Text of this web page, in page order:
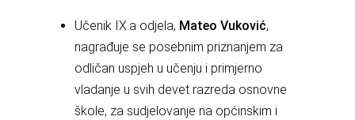
Učenik IX.a odjela, Mateo Vuković,
nagrađuje se posebnim priznanjem za
odličan uspjeh u učenju i primjerno
vladanje u svih devet razreda osnovne
škole, za sudjelovanje na općinskim i